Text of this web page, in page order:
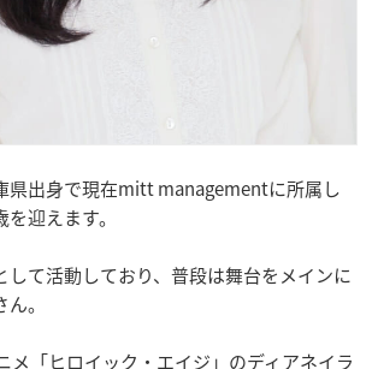
県出身で現在mitt managementに所属し
迎えます。
して活動しており、普段は舞台をメインに
。
メ「ヒロイック・エイジ」のディアネイラ